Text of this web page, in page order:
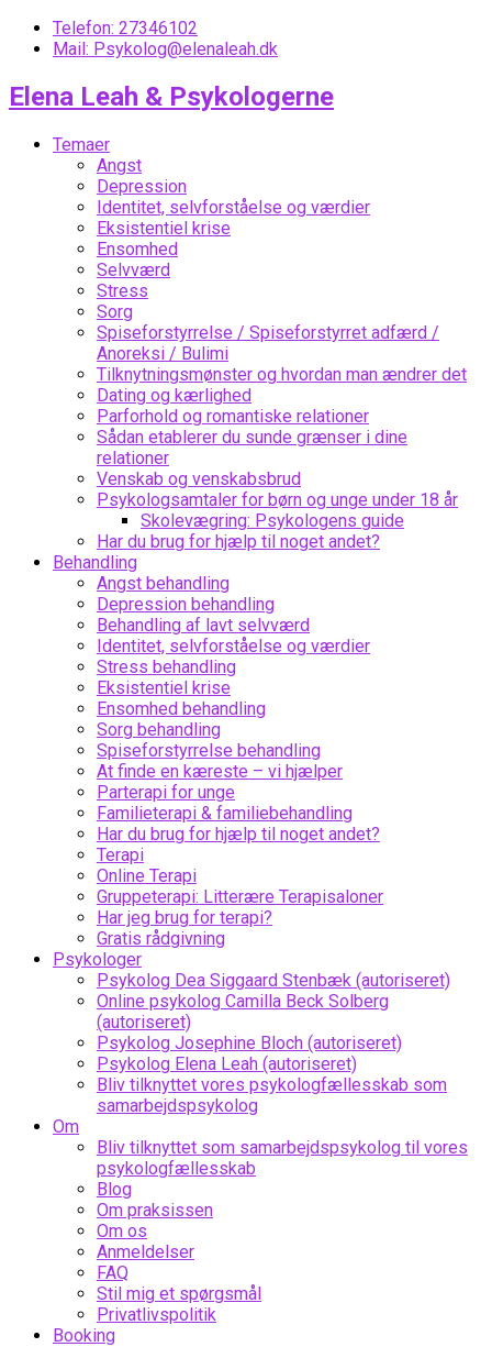
Telefon: 27346102
Mail: Psykolog@elenaleah.dk
Elena Leah & Psykologerne
Temaer
Angst
Depression
Identitet, selvforståelse og værdier
Eksistentiel krise
Ensomhed
Selvværd
Stress
Sorg
Spiseforstyrrelse / Spiseforstyrret adfærd /
Anoreksi / Bulimi
Tilknytningsmønster og hvordan man ændrer det
Dating og kærlighed
Parforhold og romantiske relationer
Sådan etablerer du sunde grænser i dine
relationer
Venskab og venskabsbrud
Psykologsamtaler for børn og unge under 18 år
Skolevægring: Psykologens guide
Har du brug for hjælp til noget andet?
Behandling
Angst behandling
Depression behandling
Behandling af lavt selvværd
Identitet, selvforståelse og værdier
Stress behandling
Eksistentiel krise
Ensomhed behandling
Sorg behandling
Spiseforstyrrelse behandling
At finde en kæreste – vi hjælper
Parterapi for unge
Familieterapi & familiebehandling
Har du brug for hjælp til noget andet?
Terapi
Online Terapi
Gruppeterapi: Litterære Terapisaloner
Har jeg brug for terapi?
Gratis rådgivning
Psykologer
Psykolog Dea Siggaard Stenbæk (autoriseret)
Online psykolog Camilla Beck Solberg
(autoriseret)
Psykolog Josephine Bloch (autoriseret)
Psykolog Elena Leah (autoriseret)
Bliv tilknyttet vores psykologfællesskab som
samarbejdspsykolog
Om
Bliv tilknyttet som samarbejdspsykolog til vores
psykologfællesskab
Blog
Om praksissen
Om os
Anmeldelser
FAQ
Stil mig et spørgsmål
Privatlivspolitik
Booking